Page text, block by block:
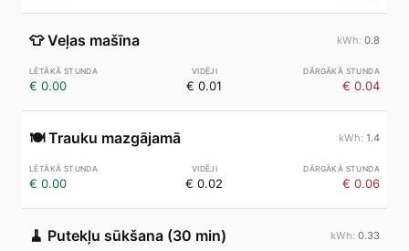
👕 Veļas mašīna 0.8
€ 0.00 € 0.01 € 0.04
🍽️ Trauku mazgājamā 1.4
€ 0.00 € 0.02 € 0.06
🧹 Putekļu sūkšana (30 min) 0.33